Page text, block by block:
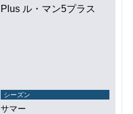
Plus ル・マン5プラス
シーズン
サマー